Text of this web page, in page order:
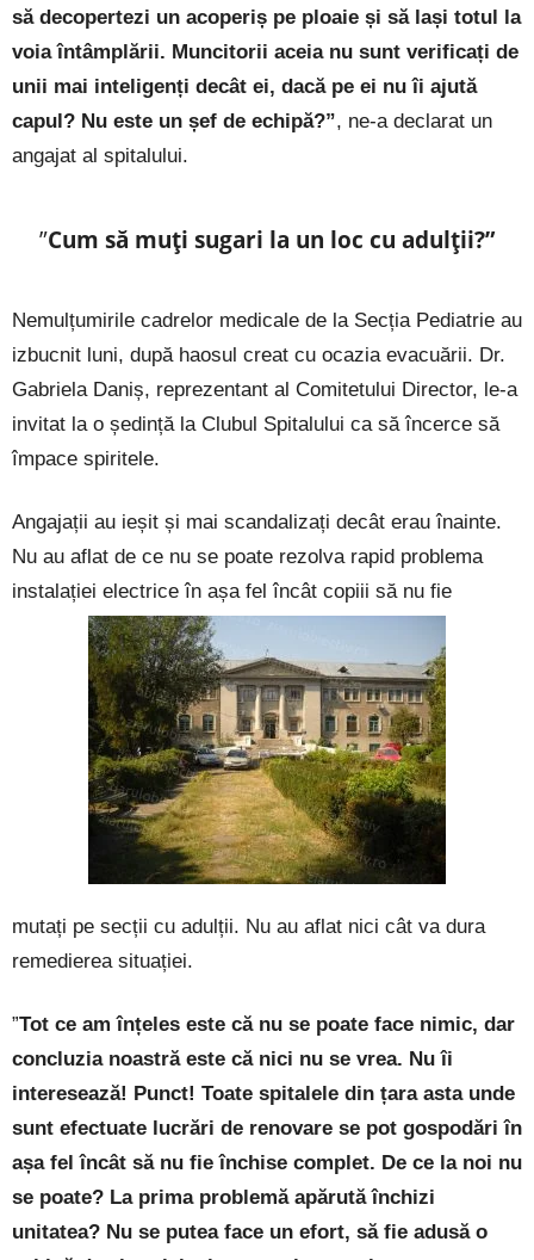
să decopertezi un acoperiș pe ploaie și să lași totul la
voia întâmplării. Muncitorii aceia nu sunt verificați de
unii mai inteligenți decât ei, dacă pe ei nu îi ajută
capul? Nu este un șef de echipă?”, ne-a declarat un
angajat al spitalului.
”Cum să muți sugari la un loc cu adulții?”
Nemulțumirile cadrelor medicale de la Secția Pediatrie au
izbucnit luni, după haosul creat cu ocazia evacuării. Dr.
Gabriela Daniș, reprezentant al Comitetului Director, le-a
invitat la o ședință la Clubul Spitalului ca să încerce să
împace spiritele.
Angajații au ieșit și mai scandalizați decât erau înainte.
Nu au aflat de ce nu se poate rezolva rapid problema
instalației electrice în așa fel încât copiii să nu fie
mutați pe secții cu adulții. Nu au aflat nici cât va dura
remedierea situației.
”Tot ce am înțeles este că nu se poate face nimic, dar
concluzia noastră este că nici nu se vrea. Nu îi
interesează! Punct! Toate spitalele din țara asta unde
sunt efectuate lucrări de renovare se pot gospodări în
așa fel încât să nu fie închise complet. De ce la noi nu
se poate? La prima problemă apărută închizi
unitatea? Nu se putea face un efort, să fie adusă o